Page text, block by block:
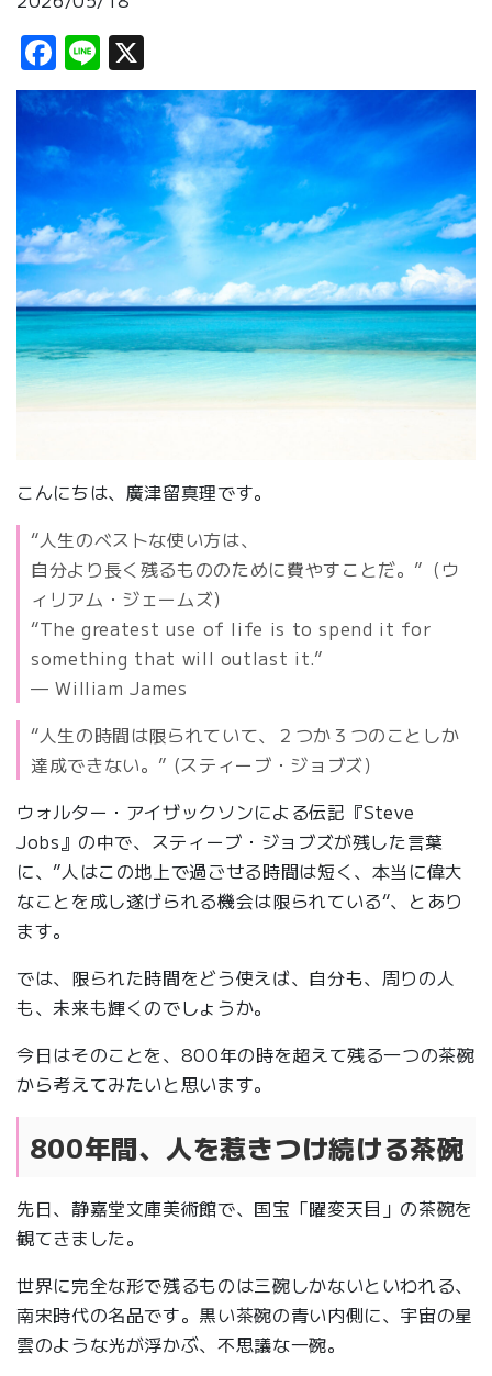
Facebook
Line
こんにちは、廣津留真理です。
“人生のベストな使い方は、
自分より長く残るもののために費やすことだ。”（ウ
ィリアム・ジェームズ）
“The greatest use of life is to spend it for
something that will outlast it.”
— William James
“人生の時間は限られていて、２つか３つのことしか
達成できない。” (スティーブ・ジョブズ）
ウォルター・アイザックソンによる伝記『Steve
Jobs』の中で、スティーブ・ジョブズが残した言葉
に、”人はこの地上で過ごせる時間は短く、本当に偉大
なことを成し遂げられる機会は限られている“、とあり
ます。
では、限られた時間をどう使えば、自分も、周りの人
も、未来も輝くのでしょうか。
今日はそのことを、800年の時を超えて残る一つの茶碗
から考えてみたいと思います。
800年間、人を惹きつけ続ける茶碗
先日、静嘉堂文庫美術館で、国宝「曜変天目」の茶碗を
観てきました。
世界に完全な形で残るものは三碗しかないといわれる、
南宋時代の名品です。黒い茶碗の青い内側に、宇宙の星
雲のような光が浮かぶ、不思議な一碗。